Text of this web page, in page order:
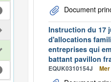
Document
Instruction du 17
d'allocations
entreprises qui
battant pavillon
EQUK0310154J Mer